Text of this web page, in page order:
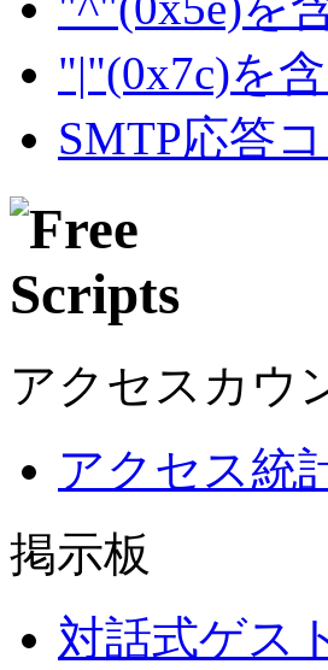
"|"(0x7c)を
SMTP応答
アクセスカウ
アクセス統
掲示板
対話式ゲス